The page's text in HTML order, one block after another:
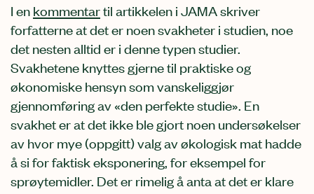
I en kommentartil artikkelen i JAMA skriver
forfatterne at det er noen svakheter i studien, noe
det nesten alltid er i denne typen studier.
Svakhetene knyttes gjerne til praktiske og
økonomiske hensyn som vanskeliggjør
gjennomføring av «den perfekte studie». En
svakhet er at det ikke ble gjort noen undersøkelser
av hvor mye (oppgitt) valg av økologisk mat hadde
å si for faktisk eksponering, for eksempel for
sprøytemidler. Det er rimelig å anta at det er klare